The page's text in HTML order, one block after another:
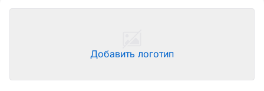
Добавить логотип